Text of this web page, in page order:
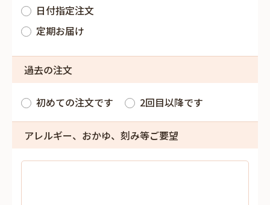
日付指定注文
定期お届け
過去の注文
初めての注文です 2回目以降です
アレルギー、おかゆ、刻み等ご要望